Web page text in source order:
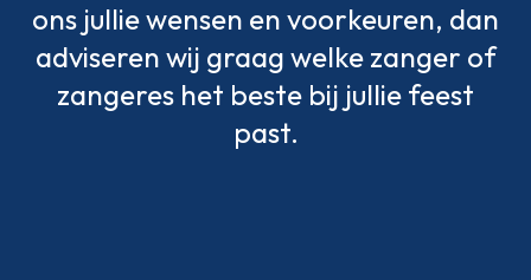
ons jullie wensen en voorkeuren, dan
adviseren wij graag welke zanger of
zangeres het beste bij jullie feest
past.